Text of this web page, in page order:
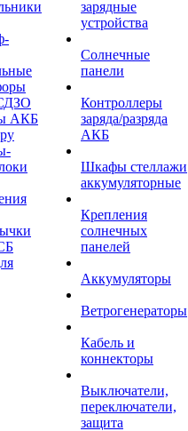
АКБ
зарядные
устройства
Солнечные
панели
Контроллеры
заряда/разряда
АКБ
Шкафы стеллажи
аккумуляторные
Крепления
солнечных
панелей
Аккумуляторы
Ветрогенераторы
Кабель и
коннекторы
Выключатели,
переключатели,
защита